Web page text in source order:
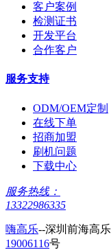
客户案例
检测证书
开发平台
合作客户
服务支持
ODM/OEM定制
在线下单
招商加盟
刷机问题
下载中心
服务热线：
13322986335
嗨高乐--深圳前海高
19006116号